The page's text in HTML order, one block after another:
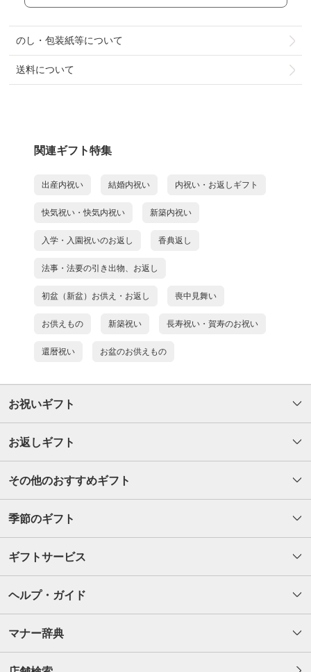
のし・包装紙等について
送料について
関連ギフト特集
出産内祝い 結婚内祝い 内祝い・お返しギフト
快気祝い・快気内祝い 新築内祝い
入学・入園祝いのお返し 香典返し
法事・法要の引き出物、お返し
初盆（新盆）お供え・お返し 喪中見舞い
お供えもの 新築祝い 長寿祝い・賀寿のお祝い
還暦祝い お盆のお供えもの
お祝いギフト
お返しギフト
その他のおすすめギフト
季節のギフト
ギフトサービス
ヘルプ・ガイド
マナー辞典